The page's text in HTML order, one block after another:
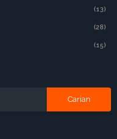
(13)
(28)
(15)